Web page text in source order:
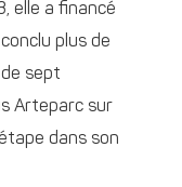
elle a financé
plus de
sept
Arteparc sur
dans son